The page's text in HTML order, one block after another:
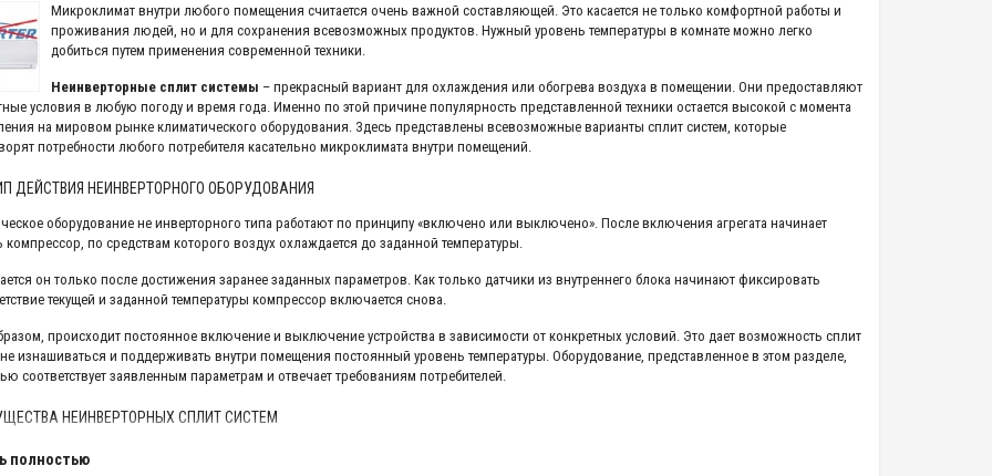
Микроклимат внутри любого помещения считается очень важной составляющей. Это касается не только комфортной работы и
проживания людей, но и для сохранения всевозможных продуктов. Нужный уровень температуры в комнате можно легко
добиться путем применения современной техники.
Неинверторные сплит системы – прекрасный вариант для охлаждения или обогрева воздуха в помещении. Они предоставляют
условия в любую погоду и время года. Именно по этой причине популярность представленной техники остается высокой с момента
на мировом рынке климатического оборудования. Здесь представлены всевозможные варианты сплит систем, которые
потребности любого потребителя касательно микроклимата внутри помещений.
ДЕЙСТВИЯ НЕИНВЕРТОРНОГО ОБОРУДОВАНИЯ
оборудование не инверторного типа работают по принципу «включено или выключено». После включения агрегата начинает
компрессор, по средствам которого воздух охлаждается до заданной температуры.
он только после достижения заранее заданных параметров. Как только датчики из внутреннего блока начинают фиксировать
текущей и заданной температуры компрессор включается снова.
происходит постоянное включение и выключение устройства в зависимости от конкретных условий. Это дает возможность сплит
изнашиваться и поддерживать внутри помещения постоянный уровень температуры. Оборудование, представленное в этом разделе,
соответствует заявленным параметрам и отвечает требованиям потребителей.
НЕИНВЕРТОРНЫХ СПЛИТ СИСТЕМ
полностью